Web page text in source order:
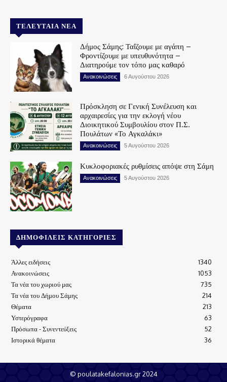
ΤΕΛΕΥΤΑΊΑ ΝΈΑ
Δήμος Σάμης: Ταΐζουμε με αγάπη –
Φροντίζουμε με υπευθυνότητα –
Διατηρούμε τον τόπο μας καθαρό
Ανακοινώσεις 6 Αυγούστου 2026
Πρόσκληση σε Γενική Συνέλευση και
αρχαιρεσίες για την εκλογή νέου
Διοικητικού Συμβουλίου στον Π.Σ.
Πουλάτων «Το Αγκαλάκι»
Ανακοινώσεις 5 Αυγούστου 2026
Κυκλοφοριακές ρυθμίσεις απόψε στη Σάμη
Ανακοινώσεις 5 Αυγούστου 2026
ΔΗΜΟΦΙΛΕΊΣ ΚΑΤΗΓΟΡΊΕΣ
Άλλες ειδήσεις
1340
Ανακοινώσεις
1053
Τα νέα του χωριού μας
735
Τα νέα του Δήμου Σάμης
214
Θέματα
213
Υστερόγραφα
63
Πρόσωπα - Συνεντεύξεις
52
Ιστορικά θέματα
36
© poulatakefalonias.gr 2024